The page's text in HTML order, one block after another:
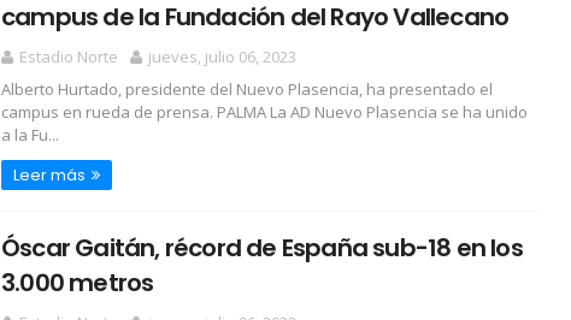
campus de la Fundación del Rayo Vallecano
Estadio Norte
jueves, julio 06, 2023
Alberto Hurtado, presidente del Nuevo Plasencia, ha presentado el
campus en rueda de prensa. PALMA La AD Nuevo Plasencia se ha unido
a la Fu...
Leer más
Óscar Gaitán, récord de España sub-18 en los
3.000 metros